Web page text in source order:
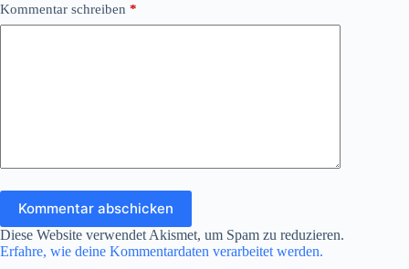
Kommentar schreiben *
Kommentar abschicken
Diese Website verwendet Akismet, um Spam zu reduzieren.
Erfahre, wie deine Kommentardaten verarbeitet werden.